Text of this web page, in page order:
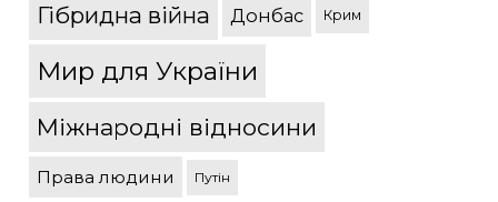
Гібридна війна Донбас Крим
Мир для України
Міжнародні відносини
Права людини Путін